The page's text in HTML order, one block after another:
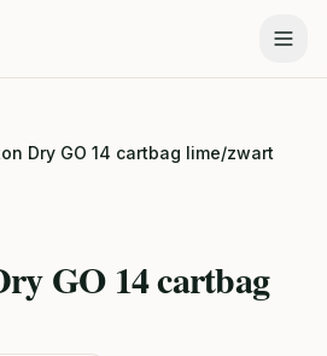
Dry GO 14 cartbag lime/zwart
GO 14 cartbag